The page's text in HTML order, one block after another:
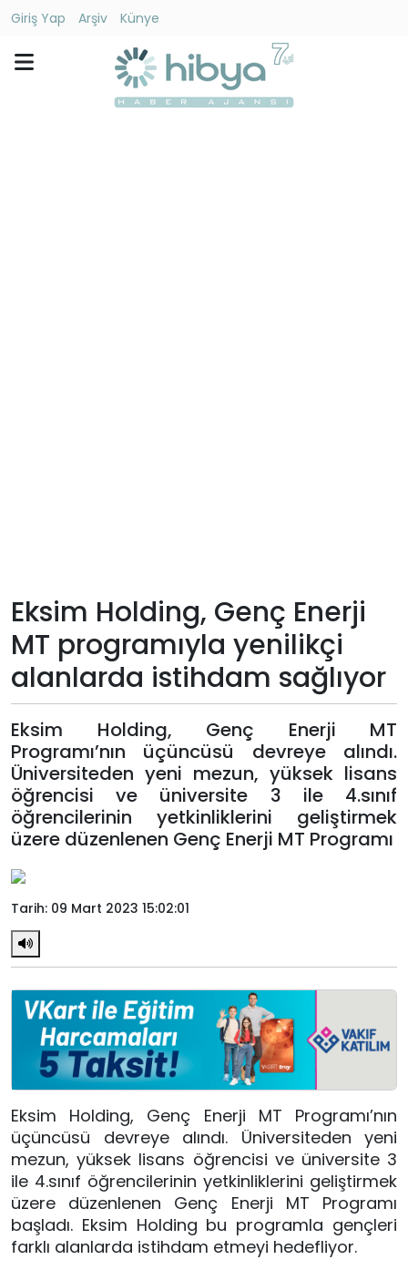
Giriş Yap Arşiv
Künye
Giriş
Yap
Eksim Holding, Genç Enerji
MT programıyla yenilikçi
alanlarda istihdam sağlıyor
Eksim Holding, Genç Enerji MT
Programı’nın üçüncüsü devreye alındı.
Üniversiteden yeni mezun, yüksek lisans
öğrencisi ve üniversite 3 ile 4.sınıf
öğrencilerinin yetkinliklerini geliştirmek
üzere düzenlenen Genç Enerji MT Programı
Tarih: 09 Mart 2023 15:02:01
Eksim Holding, Genç Enerji MT Programı’nın
üçüncüsü devreye alındı. Üniversiteden yeni
mezun, yüksek lisans öğrencisi ve üniversite 3
ile 4.sınıf öğrencilerinin yetkinliklerini geliştirmek
üzere düzenlenen Genç Enerji MT Programı
başladı. Eksim Holding bu programla gençleri
farklı alanlarda istihdam etmeyi hedefliyor.